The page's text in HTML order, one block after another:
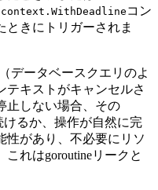
context.WithDeadline コン
ときにトリガーされま
データベースクエリのよ
テキストがキャンセルさ
止しない場合、その
けるか、操作が自然に完
性があり、不必要にリソ
れはgoroutineリークと